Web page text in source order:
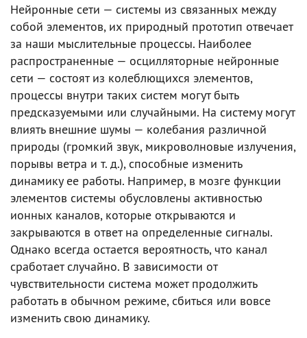
Нейронные сети — системы из связанных между
собой элементов, их природный прототип отвечает
за наши мыслительные процессы. Наиболее
распространенные — осцилляторные нейронные
сети — состоят из колеблющихся элементов,
процессы внутри таких систем могут быть
предсказуемыми или случайными. На систему могут
влиять внешние шумы — колебания различной
природы (громкий звук, микроволновые излучения,
порывы ветра и т. д.), способные изменить
динамику ее работы. Например, в мозге функции
элементов системы обусловлены активностью
ионных каналов, которые открываются и
закрываются в ответ на определенные сигналы.
Однако всегда остается вероятность, что канал
сработает случайно. В зависимости от
чувствительности система может продолжить
работать в обычном режиме, сбиться или вовсе
изменить свою динамику.